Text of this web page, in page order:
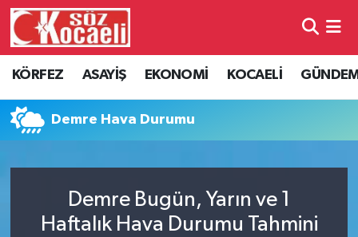
KÖRFEZ ASAYİŞ EKONOMİ KOCAELİ
Demre Hava Durumu
Demre Bugün, Yarın ve 1
Haftalık Hava Durumu Tahmini
Kocaeli Hava Durumu
Kocaeli Namaz Vakitleri
Süper Lig Puan Durumu ve Fikstür